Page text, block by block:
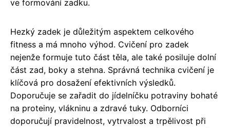
ve formování zadku.
Hezký zadek je důležitým aspektem celkového
fitness a má mnoho výhod. Cvičení pro zadek
nejenže formuje tuto část těla, ale také posiluje dolní
část zad, boky a stehna. Správná technika cvičení je
klíčová pro dosažení efektivních výsledků.
Doporučuje se zařadit do jídelníčku potraviny bohaté
na proteiny, vlákninu a zdravé tuky. Odborníci
doporučují pravidelnost, vytrvalost a trpělivost při